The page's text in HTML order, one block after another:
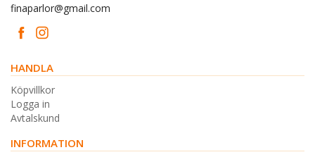
finaparlor@gmail.com
HANDLA
Köpvillkor
Logga in
Avtalskund
INFORMATION